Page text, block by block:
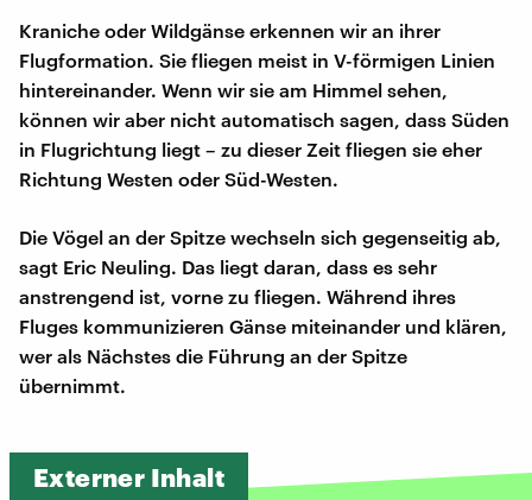
Kraniche oder Wildgänse erkennen wir an ihrer
Flugformation. Sie fliegen meist in V-förmigen Linien
hintereinander. Wenn wir sie am Himmel sehen,
können wir aber nicht automatisch sagen, dass Süden
in Flugrichtung liegt – zu dieser Zeit fliegen sie eher
Richtung Westen oder Süd-Westen.
Die Vögel an der Spitze wechseln sich gegenseitig ab,
sagt Eric Neuling. Das liegt daran, dass es sehr
anstrengend ist, vorne zu fliegen. Während ihres
Fluges kommunizieren Gänse miteinander und klären,
wer als Nächstes die Führung an der Spitze
übernimmt.
Externer Inhalt